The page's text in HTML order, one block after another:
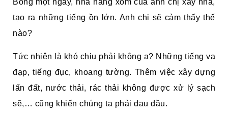
Bỗng một ngày, nhà hàng xóm của anh chị xây nhà,
tạo ra những tiếng ồn lớn. Anh chị sẽ cảm thấy thế
nào?
Tức nhiên là khó chịu phải không ạ? Những tiếng va
đạp, tiếng đục, khoang tường. Thêm việc xây dựng
lấn đất, nước thải, rác thải không được xử lý sạch
sẽ,… cũng khiến chúng ta phải đau đầu.